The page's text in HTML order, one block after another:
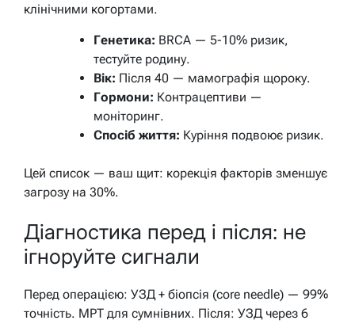
клінічними когортами.
Генетика: BRCA — 5-10% ризик,
тестуйте родину.
Вік: Після 40 — мамографія щороку.
Гормони: Контрацептиви —
моніторинг.
Спосіб життя: Куріння подвоює ризик.
Цей список — ваш щит: корекція факторів зменшує
загрозу на 30%.
Діагностика перед і після: не
ігноруйте сигнали
Перед операцією: УЗД + біопсія (core needle) — 99%
точність. МРТ для сумнівних. Після: УЗД через 6